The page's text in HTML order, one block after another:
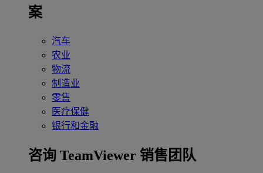
案
汽车
农业
物流
制造业
零售
医疗保健
银行和金融
咨询 TeamViewer 销售团队